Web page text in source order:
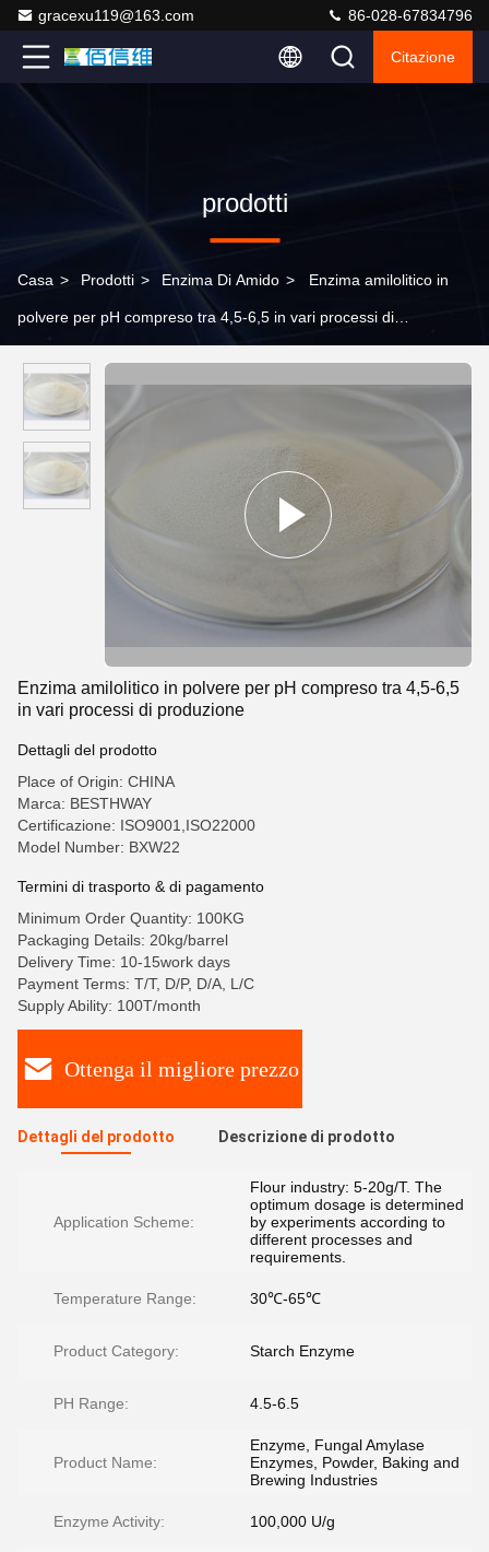
gracexu119@163.com 86-028-67834796
Citazione
prodotti
Casa > Prodotti > Enzima Di Amido > Enzima amilolitico in
polvere per pH compreso tra 4,5-6,5 in vari processi di
Enzima amilolitico in polvere per pH compreso tra 4,5-6,5
in vari processi di produzione
Dettagli del prodotto
Place of Origin: CHINA
Marca: BESTHWAY
Certificazione: ISO9001,ISO22000
Model Number: BXW22
Termini di trasporto & di pagamento
Minimum Order Quantity: 100KG
Packaging Details: 20kg/barrel
Delivery Time: 10-15work days
Payment Terms: T/T, D/P, D/A, L/C
Supply Ability: 100T/month
Ottenga il migliore prezzo
Dettagli del prodotto Descrizione di prodotto
Application Scheme:
Flour industry: 5-20g/T. The
optimum dosage is determined
by experiments according to
different processes and
requirements.
Temperature Range: 30℃-65℃
Product Category: Starch Enzyme
PH Range: 4.5-6.5
Product Name:
Enzyme, Fungal Amylase
Enzymes, Powder, Baking and
Brewing Industries
Enzyme Activity: 100,000 U/g